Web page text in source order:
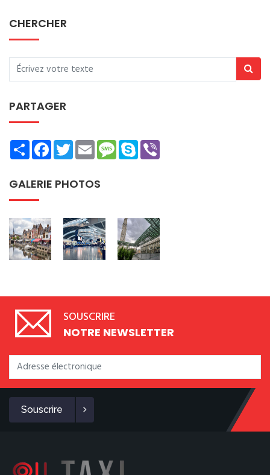
CHERCHER
PARTAGER
ShareFacebookTwitterEmailMessage
Skype
GALERIE PHOTOS
SOUSCRIRE
NOTRE NEWSLETTER
Souscrire